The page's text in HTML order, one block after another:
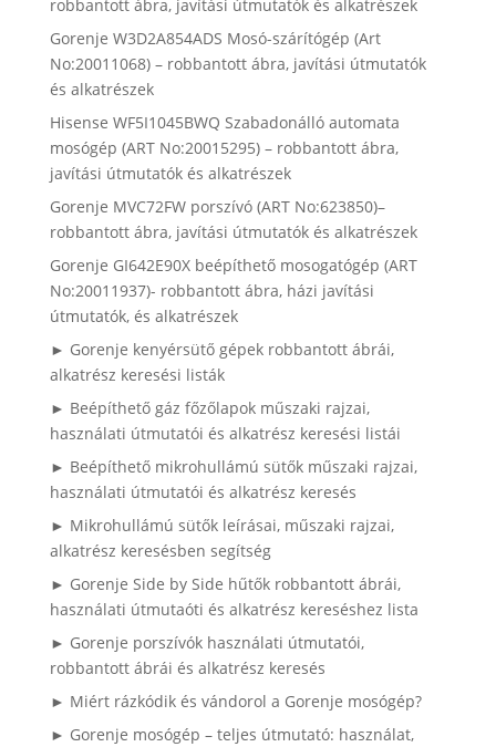
robbantott ábra, javítási útmutatók és alkatrészek
Gorenje W3D2A854ADS Mosó-szárítógép (Art
No:20011068) – robbantott ábra, javítási útmutatók
és alkatrészek
Hisense WF5I1045BWQ Szabadonálló automata
mosógép (ART No:20015295) – robbantott ábra,
javítási útmutatók és alkatrészek
Gorenje MVC72FW porszívó (ART No:623850)–
robbantott ábra, javítási útmutatók és alkatrészek
Gorenje GI642E90X beépíthető mosogatógép (ART
No:20011937)- robbantott ábra, házi javítási
útmutatók, és alkatrészek
► Gorenje kenyérsütő gépek robbantott ábrái,
alkatrész keresési listák
► Beépíthető gáz főzőlapok műszaki rajzai,
használati útmutatói és alkatrész keresési listái
► Beépíthető mikrohullámú sütők műszaki rajzai,
használati útmutatói és alkatrész keresés
► Mikrohullámú sütők leírásai, műszaki rajzai,
alkatrész keresésben segítség
► Gorenje Side by Side hűtők robbantott ábrái,
használati útmutaóti és alkatrész kereséshez lista
► Gorenje porszívók használati útmutatói,
robbantott ábrái és alkatrész keresés
► Miért rázkódik és vándorol a Gorenje mosógép?
► Gorenje mosógép – teljes útmutató: használat,